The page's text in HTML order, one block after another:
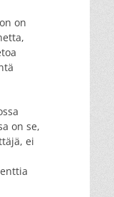
on
on se,
ei